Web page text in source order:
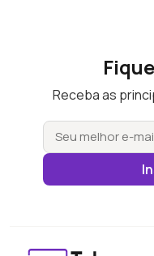
Receba as